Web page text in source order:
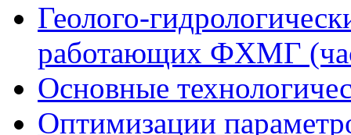
Геолого-
работающих ФХМГ
Основные
Оптимизации